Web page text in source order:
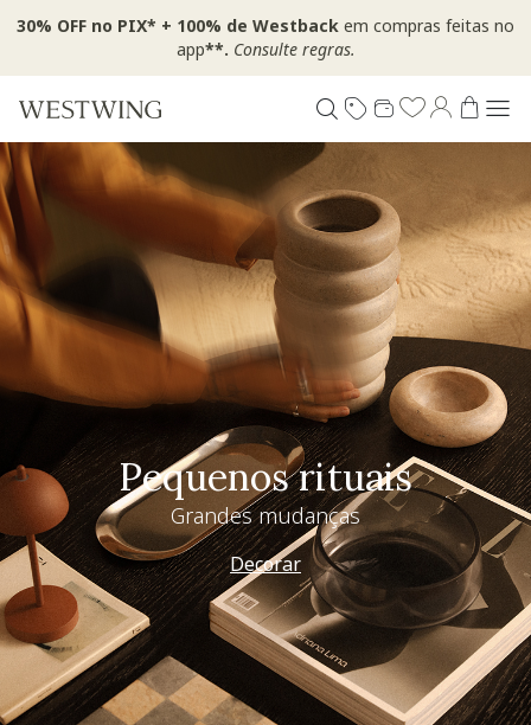
30% OFF no PIX* + 100% de Westback em compras feitas no
app**. Consulte regras.
Pequenos rituais
Grandes mudanças
Decorar